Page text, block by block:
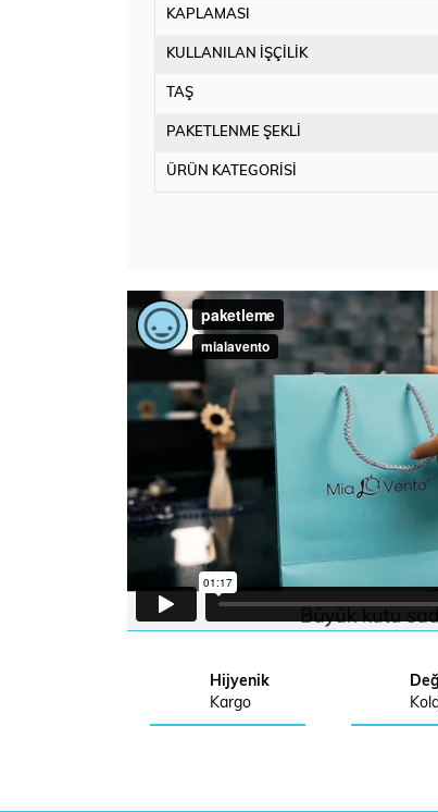
KAPLAMASI
KULLANILAN İŞÇİLİK
TAŞ
PAKETLENME ŞEKLİ
ÜRÜN KATEGORİSİ
Hijyenik
Kargo